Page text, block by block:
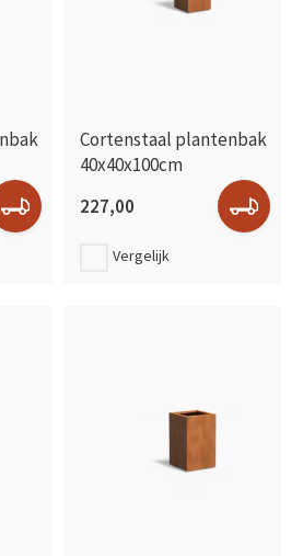
Cortenstaal plantenbak
40x40x100cm
227,00
Vergelijk